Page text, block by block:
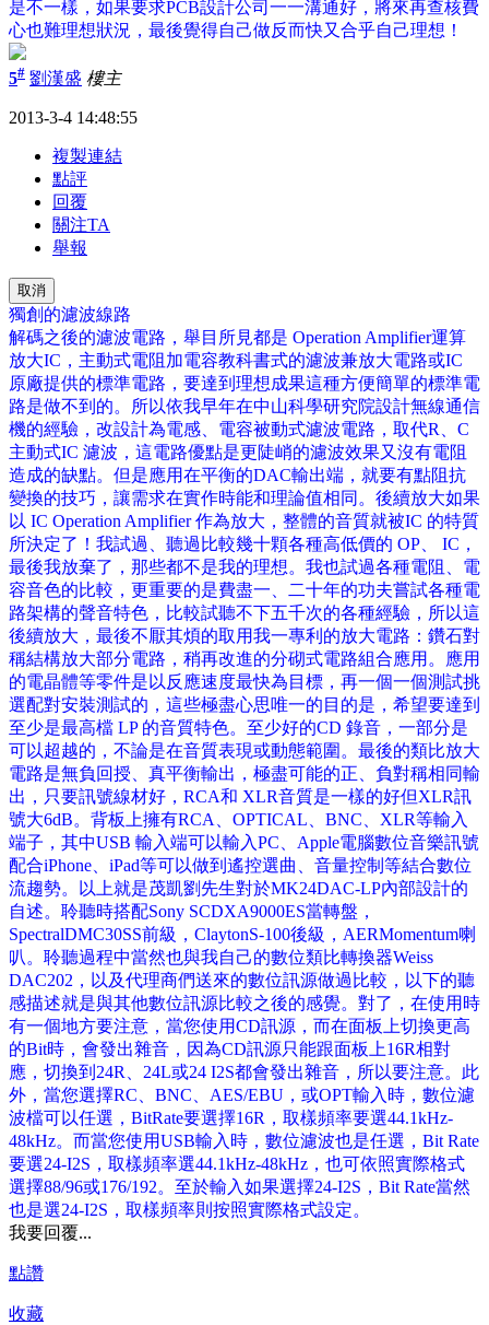
是不一樣，如果要求PCB設計公司一一溝通好，將來再查核費
心也難理想狀況，最後覺得自己做反而快又合乎自己理想！
5# 劉漢盛 樓主
2013-3-4 14:48:55
複製連結
點評
回覆
關注TA
舉報
取消
獨創的濾波線路
解碼之後的濾波電路，舉目所見都是 Operation Amplifier運算
放大IC，主動式電阻加電容教科書式的濾波兼放大電路或IC
原廠提供的標準電路，要達到理想成果這種方便簡單的標準電
路是做不到的。所以依我早年在中山科學研究院設計無線通信
機的經驗，改設計為電感、電容被動式濾波電路，取代R、C
主動式IC 濾波，這電路優點是更陡峭的濾波效果又沒有電阻
造成的缺點。但是應用在平衡的DAC輸出端，就要有點阻抗
變換的技巧，讓需求在實作時能和理論值相同。後續放大如果
以 IC Operation Amplifier 作為放大，整體的音質就被IC 的特質
所決定了！我試過、聽過比較幾十顆各種高低價的 OP、 IC，
最後我放棄了，那些都不是我的理想。我也試過各種電阻、電
容音色的比較，更重要的是費盡一、二十年的功夫嘗試各種電
路架構的聲音特色，比較試聽不下五千次的各種經驗，所以這
後續放大，最後不厭其煩的取用我一專利的放大電路：鑽石對
稱結構放大部分電路，稍再改進的分砌式電路組合應用。應用
的電晶體等零件是以反應速度最快為目標，再一個一個測試挑
選配對安裝測試的，這些極盡心思唯一的目的是，希望要達到
至少是最高檔 LP 的音質特色。至少好的CD 錄音，一部分是
可以超越的，不論是在音質表現或動態範圍。最後的類比放大
電路是無負回授、真平衡輸出，極盡可能的正、負對稱相同輸
出，只要訊號線材好，RCA和 XLR音質是一樣的好但XLR訊
號大6dB。背板上擁有RCA、OPTICAL、BNC、XLR等輸入
端子，其中USB 輸入端可以輸入PC、Apple電腦數位音樂訊號
配合iPhone、iPad等可以做到遙控選曲、音量控制等結合數位
流趨勢。以上就是茂凱劉先生對於MK24DAC-LP內部設計的
自述。聆聽時搭配Sony SCDXA9000ES當轉盤，
SpectralDMC30SS前級，ClaytonS-100後級，AERMomentum喇
叭。聆聽過程中當然也與我自己的數位類比轉換器Weiss
DAC202，以及代理商們送來的數位訊源做過比較，以下的聽
感描述就是與其他數位訊源比較之後的感覺。對了，在使用時
有一個地方要注意，當您使用CD訊源，而在面板上切換更高
的Bit時，會發出雜音，因為CD訊源只能跟面板上16R相對
應，切換到24R、24L或24 I2S都會發出雜音，所以要注意。此
外，當您選擇RC、BNC、AES/EBU，或OPT輸入時，數位濾
波檔可以任選，BitRate要選擇16R，取樣頻率要選44.1kHz-
48kHz。而當您使用USB輸入時，數位濾波也是任選，Bit Rate
要選24-I2S，取樣頻率選44.1kHz-48kHz，也可依照實際格式
選擇88/96或176/192。至於輸入如果選擇24-I2S，Bit Rate當然
也是選24-I2S，取樣頻率則按照實際格式設定。
我要回覆...
點讚
收藏